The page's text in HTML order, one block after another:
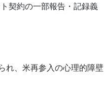
契約の一部報告・記録義
れ、米再参入の心理的障壁